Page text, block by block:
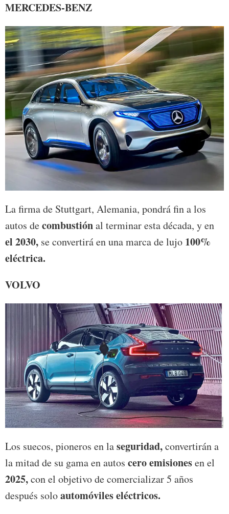
MERCEDES-BENZ
La firma de Stuttgart, Alemania, pondrá fin a los
autos decombustiónal terminar esta década, y en
el 2030, se convertirá en una marca de lujo 100%
eléctrica.
VOLVO
Los suecos, pioneros en laseguridad,convertirán a
la mitad de su gama en autos cero emisionesen el
2025,con el objetivo de comercializar 5 años
después soloautomóviles eléctricos.